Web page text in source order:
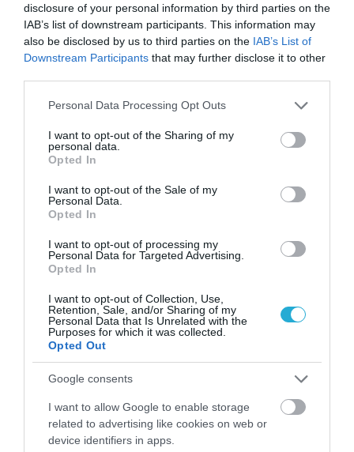
disclosure of your personal information by third parties on the
IAB’s list of downstream participants. This information may
also be disclosed by us to third parties on the IAB’s List of
Downstream Participants that may further disclose it to other
Please note that this website/app uses one or more Google
not limited to your visit or usage behaviour. You may click to
grant or deny consent to Google and its third-party tags to
use your data for below specified purposes in below Google
consent section.
Personal Data Processing Opt Outs
I want to opt-out of the Sharing of my
personal data.
Opted In
I want to opt-out of the Sale of my
Personal Data.
Opted In
I want to opt-out of processing my
Personal Data for Targeted Advertising.
Opted In
I want to opt-out of Collection, Use,
Retention, Sale, and/or Sharing of my
Personal Data that Is Unrelated with the
Purposes for which it was collected.
Opted Out
Google consents
I want to allow Google to enable storage
related to advertising like cookies on web or
device identifiers in apps.
ΥΓΕΙΑ
2 Το τρόφιμο που θωρακίζει «αθόρυβα»
τα οστά σε κάθε ηλικία… δεν είναι το
γάλα!
ΦΑΡΜΑΚΑ
mRNA: Οι εμβολιασμένοι πεθαίνουν
πλέον στις ΗΠΑ από COVID-19